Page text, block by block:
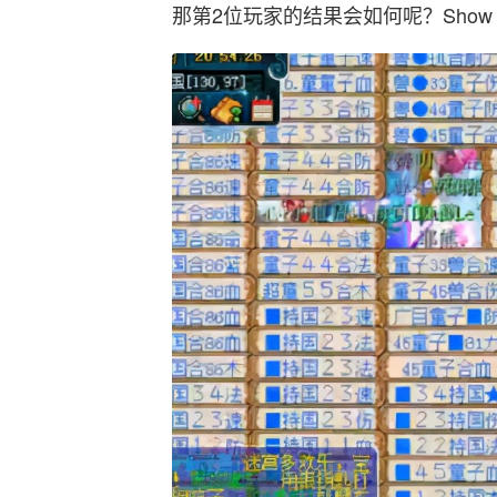
那第2位玩家的结果会如何呢？